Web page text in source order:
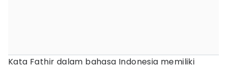
Kata Fathir dalam bahasa Indonesia memiliki